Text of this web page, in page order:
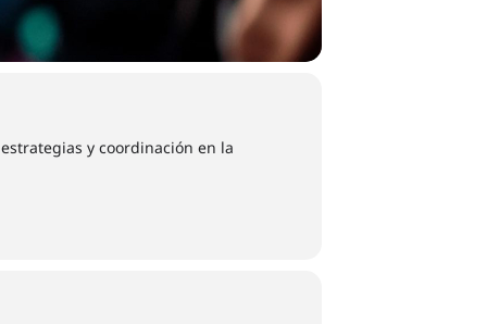
y coordinación en la